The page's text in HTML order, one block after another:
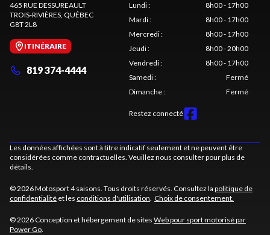
465 RUE DESSUREAULT
TROIS-RIVIÈRES, QUÉBEC
G8T 2L8
ITINÉRAIRE
819 374-4444
Lundi:
8h00 - 17h00
Mardi:
8h00 - 17h00
Mercredi:
8h00 - 17h00
Jeudi:
8h00 - 20h00
Vendredi:
8h00 - 17h00
Samedi:
Fermé
Dimanche: Fermé
Restez connecté
Les données affichées sont à titre indicatif seulement et ne peuvent être
considérées comme contractuelles. Veuillez nous consulter pour plus de
détails.
© 2026 Motosport 4 saisons. Tous droits réservés. Consultez la politique de
confidentialité et les conditions d'utilisation. Choix de consentement.
© 2026 Conception et hébergement de sites Web pour sport motorisé par
Power Go.